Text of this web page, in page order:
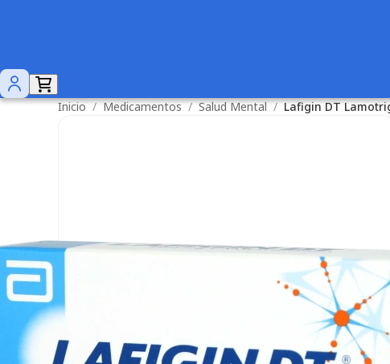
Inicio / Medicamentos / Salud Mental / Lafigin DT